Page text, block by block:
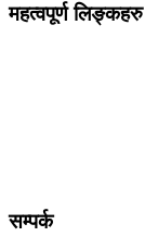
महत्वपूर्ण लिङ्कहरु
सम्पर्क